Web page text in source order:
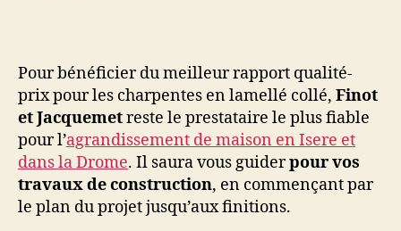
Pour bénéficier du meilleur rapport qualité-
prix pour les charpentes en lamellé collé, Finot
et Jacquemetreste le prestataire le plus fiable
pour l’agrandissement de maison en Isere et
dans la Drome. Il saura vous guiderpour vos
travaux de construction, en commençant par
le plan du projet jusqu’aux finitions.